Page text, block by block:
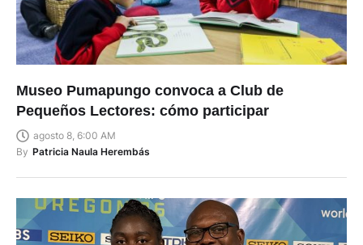
Museo Pumapungo convoca a Club de
Pequeños Lectores: cómo participar
agosto 8, 6:00 AM
By Patricia Naula Herembás